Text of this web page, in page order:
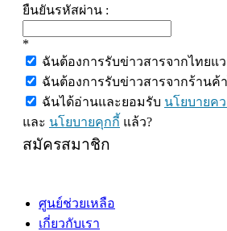
ยืนยันรหัสผ่าน :
*
ฉันต้องการรับข่าวสารจากไทยแ
ฉันต้องการรับข่าวสารจากร้านค้
ฉันได้อ่านและยอมรับ นโยบายค
และ นโยบายคุกกี้ แล้ว?
สมัครสมาชิก
ศูนย์ช่วยเหลือ
เกี่ยวกับเรา